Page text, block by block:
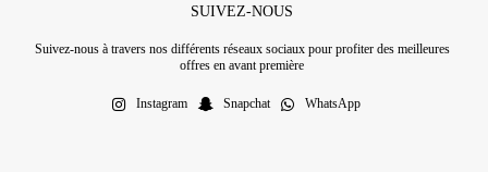
SUIVEZ-NOUS
Suivez-nous à travers nos différents réseaux sociaux pour profiter des meilleures
offres en avant première
Instagram Snapchat WhatsApp